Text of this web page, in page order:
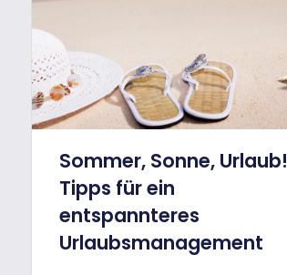
Sommer, Sonne, Urlaub!
Tipps für ein
entspannteres
Urlaubsmanagement